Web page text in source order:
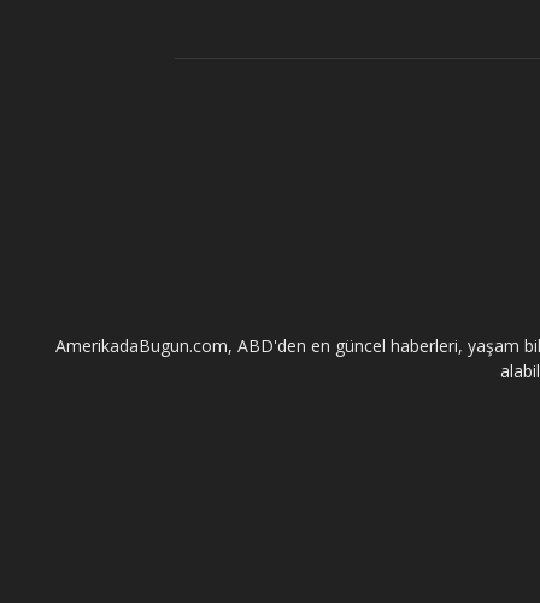
AmerikadaBugun.com, ABD'den en güncel haberleri, yaşam